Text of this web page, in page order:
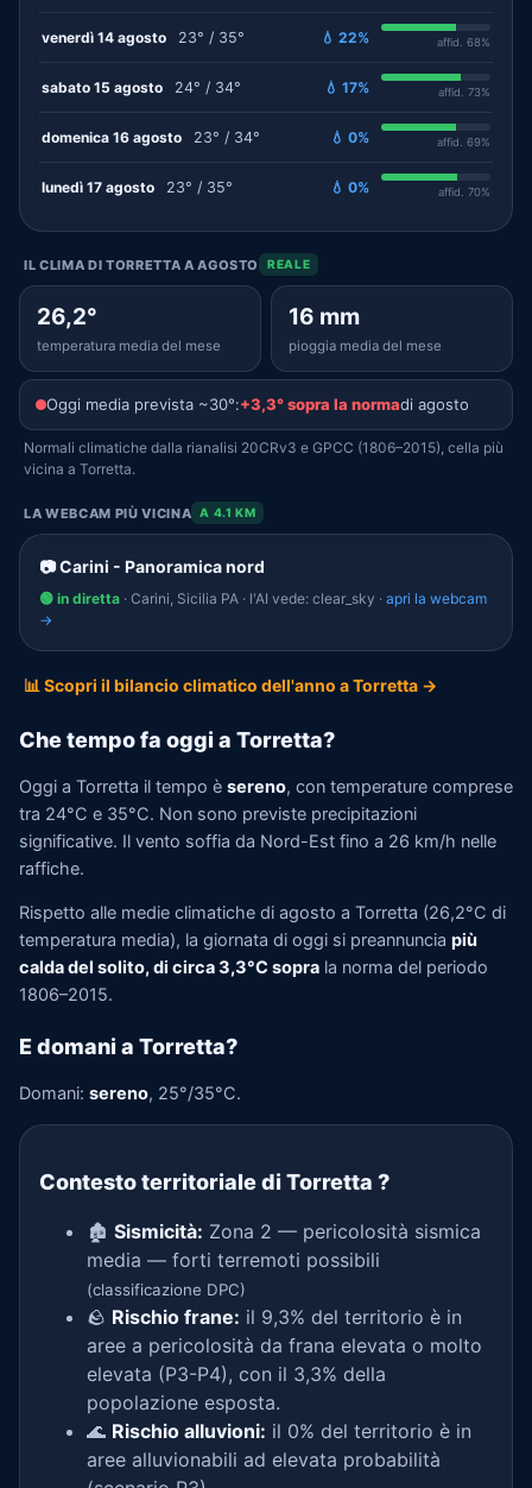
venerdì 14 agosto 23° / 35° 💧 22% affid. 68%
sabato 15 agosto 24° / 34° 💧 17% affid. 73%
domenica 16 agosto 23° / 34° 💧 0% affid. 69%
lunedì 17 agosto 23° / 35° 💧 0% affid. 70%
IL CLIMA DI TORRETTA A AGOSTO REALE
26,2°
temperatura media del mese
16 mm
pioggia media del mese
Oggi media prevista ~30°:+3,3° sopra la normadi agosto
Normali climatiche dalla rianalisi 20CRv3 e GPCC (1806–2015), cella più
vicina a Torretta.
LA WEBCAM PIÙ VICINA A 4.1 KM
📷 Carini - Panoramica nord
🟢 in diretta · Carini, Sicilia PA · l'AI vede: clear_sky · apri la webcam
→
📊 Scopri il bilancio climatico dell'anno a Torretta →
Che tempo fa oggi a Torretta?
Oggi a Torretta il tempo è sereno, con temperature comprese
tra 24°C e 35°C. Non sono previste precipitazioni
significative. Il vento soffia da Nord-Est fino a 26 km/h nelle
raffiche.
Rispetto alle medie climatiche di agosto a Torretta (26,2°C di
temperatura media), la giornata di oggi si preannuncia più
calda del solito, di circa 3,3°C sopra la norma del periodo
1806–2015.
E domani a Torretta?
Domani: sereno, 25°/35°C.
Contesto territoriale di Torretta ?
🏚️ Sismicità: Zona 2 — pericolosità sismica
media — forti terremoti possibili
(classificazione DPC)
🪨 Rischio frane: il 9,3% del territorio è in
aree a pericolosità da frana elevata o molto
elevata (P3-P4), con il 3,3% della
popolazione esposta.
🌊 Rischio alluvioni: il 0% del territorio è in
aree alluvionabili ad elevata probabilità